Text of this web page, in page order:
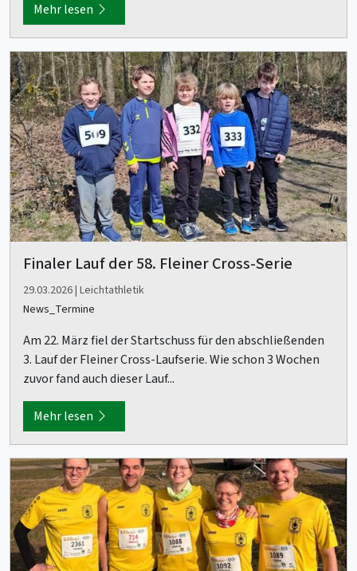
Mehr lesen
Finaler Lauf der 58. Fleiner Cross-Serie
29.03.2026 | Leichtathletik
News_Termine
Am 22. März fiel der Startschuss für den abschließenden
3. Lauf der Fleiner Cross-Laufserie. Wie schon 3 Wochen
zuvor fand auch dieser Lauf...
Mehr lesen